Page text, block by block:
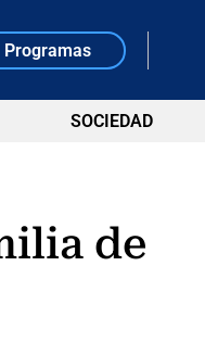
Programas
SOCIEDAD
de